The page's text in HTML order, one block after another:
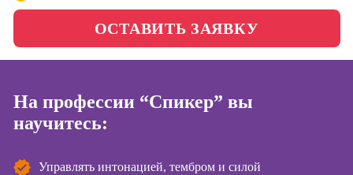
Школа рисования
Онлайн-обучение
Специалист по
таргетингу
Курсы по
ОСТАВИТЬ ЗАЯВКУ
На профессии “Спикер” вы
научитесь:
Управлять интонацией, тембром и силой